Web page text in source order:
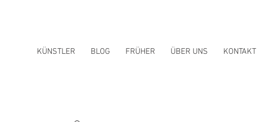
KÜNSTLER BLOG FRÜHER ÜBER UNS KONTAKT